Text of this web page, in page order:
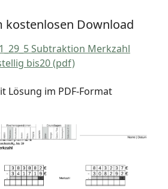
kostenlosen Download
Subtraktion Merkzahl
bis20 (pdf)
Lösung im PDF-Format